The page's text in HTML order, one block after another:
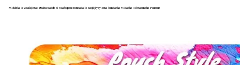
Midabka-is-waafajinta: Daabacaadda si waafaqsan muunada la xaqiijiyay ama lambarka Midabka Tilmaamaha Pantone